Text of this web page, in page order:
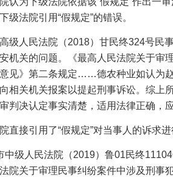
法院引用“假规定”的错误。
级人民法院（2018）甘民终324号民
关的问题。《最高人民法院关于审
见》第二条规定……德农种业如认为
相关机关报案以提起刑事诉讼。综上
判决认定事实清楚，适用法律正确，
直接引用了“假规定”对当事人的诉求
中级人民法院（2019）鲁01民终11104
关于审理民事纠纷案件中涉及刑事